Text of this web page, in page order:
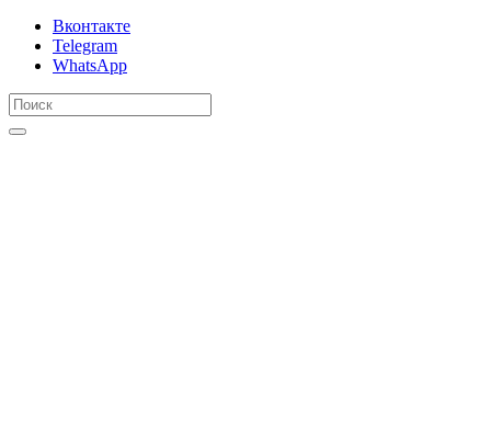
Вконтакте
Telegram
WhatsApp